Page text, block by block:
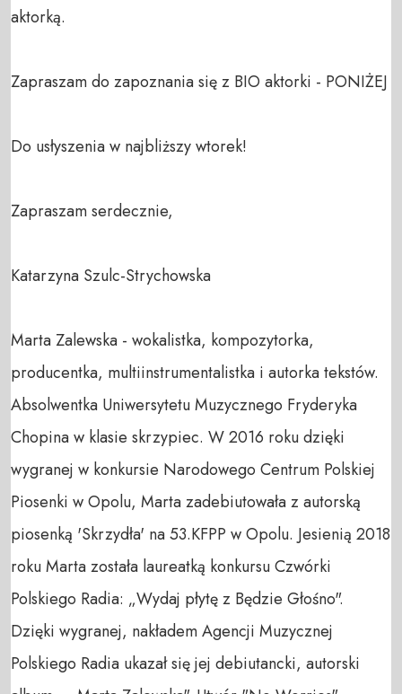
aktorką.
Zapraszam do zapoznania się z BIO aktorki - PONIŻEJ
Do usłyszenia w najbliższy wtorek!
Zapraszam serdecznie,
Katarzyna Szulc-Strychowska
Marta Zalewska - wokalistka, kompozytorka,
producentka, multiinstrumentalistka i autorka tekstów.
Absolwentka Uniwersytetu Muzycznego Fryderyka
Chopina w klasie skrzypiec. W 2016 roku dzięki
wygranej w konkursie Narodowego Centrum Polskiej
Piosenki w Opolu, Marta zadebiutowała z autorską
piosenką 'Skrzydła' na 53.KFPP w Opolu. Jesienią 2018
roku Marta została laureatką konkursu Czwórki
Polskiego Radia: „Wydaj płytę z Będzie Głośno".
Dzięki wygranej, nakładem Agencji Muzycznej
Polskiego Radia ukazał się jej debiutancki, autorski